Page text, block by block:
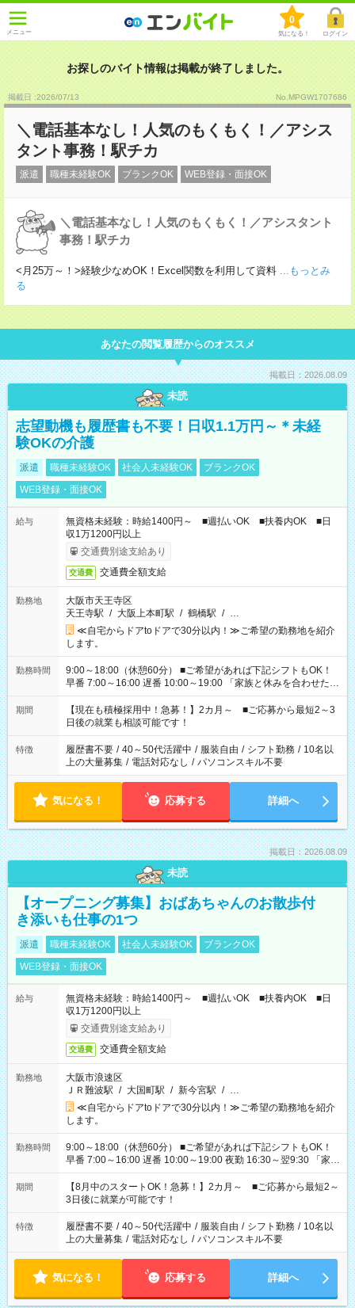
メニュー
0
気になる！ ログイン
お探しのバイト情報は掲載が終了しました。
掲載日 :2026/07/13 No.MPGW1707686
＼電話基本なし！人気のもくもく！／アシス
タント事務！駅チカ
派遣 職種未経験OK ブランクOK WEB登録・面接OK
＼電話基本なし！人気のもくもく！／アシスタント
事務！駅チカ
<月25万～！>経験少なめOK！Excel関数を利用して資料 ...もっとみ
る
あなたの閲覧履歴からのオススメ
掲載日：2026.08.09
未読
志望動機も履歴書も不要！日収1.1万円～＊未経
験OKの介護
派遣 職種未経験OK 社会人未経験OK
ブランクOK
WEB登録・面接OK
給与
無資格未経験：時給1400円～ ■週払いOK ■扶養内OK ■日
収1万1200円以上
交通費別途支給あり
交通費 交通費全額支給
勤務地
大阪市天王寺区
天王寺駅 / 大阪上本町駅 / 鶴橋駅 / …
≪自宅からドアtoドアで30分以内！≫ご希望の勤務地を紹介
します。
勤務時間
9:00～18:00（休憩60分） ■ご希望があれば下記シフトもOK！
早番 7:00～16:00 遅番 10:00～19:00 「家族と休みを合わせた
い」 「余裕を持って夕飯の準備がしたい」 「できれば残業はし
たくない」 など、ご希望を教えてくださいね。 ※Wワーク希望
の方へ 今ご覧のお仕事で希望する勤務時間と、もう1つのお仕事
の勤務時間。 合計で週40時間を超える場合は応募できません。
期間
【現在も積極採用中！急募！】2カ月～ ■ご応募から最短2～3
日後の就業も相談可能です！
特徴 履歴書不要 / 40～50代活躍中 / 服装自由 / シフト勤務 / 10名以
上の大量募集 / 電話対応なし / パソコンスキル不要
気になる！ 応募する 詳細へ
掲載日：2026.08.09
未読
【オープニング募集】おばあちゃんのお散歩付
き添いも仕事の1つ
派遣 職種未経験OK 社会人未経験OK
ブランクOK
WEB登録・面接OK
給与
無資格未経験：時給1400円～ ■週払いOK ■扶養内OK ■日
収1万1200円以上
交通費別途支給あり
交通費 交通費全額支給
勤務地
大阪市浪速区
ＪＲ難波駅 / 大国町駅 / 新今宮駅 / …
≪自宅からドアtoドアで30分以内！≫ご希望の勤務地を紹介
します。
勤務時間
9:00～18:00（休憩60分） ■ご希望があれば下記シフトもOK！
早番 7:00～16:00 遅番 10:00～19:00 夜勤 16:30～翌9:30 「家族
と休みを合わせたい」 「余裕を持って夕飯の準備がしたい」
「できれば残業はしたくない」 など、ご希望を教えてください
ね。 ※Wワーク希望の方へ 今ご覧のお仕事で希望する勤務時間
と、もう1つのお仕事の勤務時間。 合計で週40時間を超える場
合は応募できません。
期間
【8月中のスタートOK！急募！】2カ月～ ■ご応募から最短2～
3日後に就業が可能です！
特徴 履歴書不要 / 40～50代活躍中 / 服装自由 / シフト勤務 / 10名以
上の大量募集 / 電話対応なし / パソコンスキル不要
気になる！ 応募する 詳細へ